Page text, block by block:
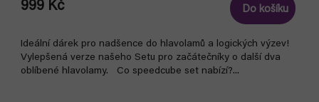
999 Kč Do košíku
Ideální dárek pro nadšence do hlavolamů a logických výzev!
Vylepšená verze našeho Setu pro začátečníky o další dva
oblíbené hlavolamy. Co speedcube set nabízí?...